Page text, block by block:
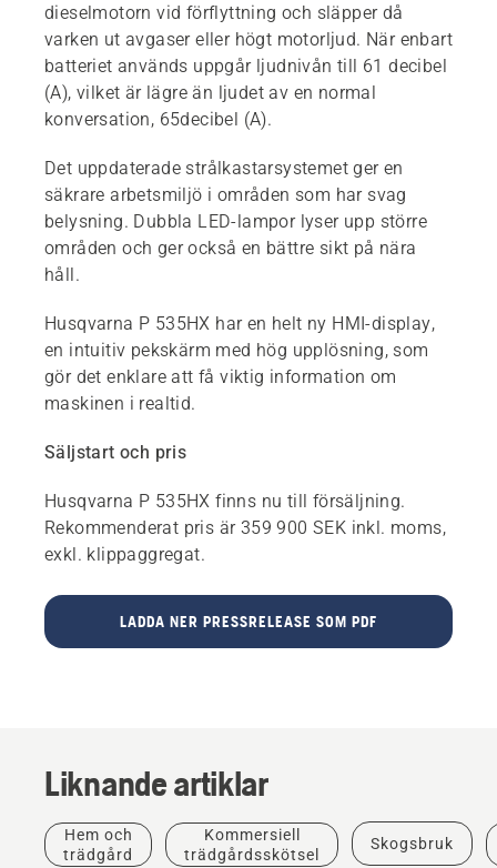
dieselmotorn vid förflyttning och släpper då
varken ut avgaser eller högt motorljud. När enbart
batteriet används uppgår ljudnivån till 61 decibel
(A), vilket är lägre än ljudet av en normal
konversation, 65decibel (A).
Det uppdaterade strålkastarsystemet ger en
säkrare arbetsmiljö i områden som har svag
belysning. Dubbla LED-lampor lyser upp större
områden och ger också en bättre sikt på nära
håll.
Husqvarna P 535HX har en helt ny HMI-display,
en intuitiv pekskärm med hög upplösning, som
gör det enklare att få viktig information om
maskinen i realtid.
Säljstart och pris
Husqvarna P 535HX finns nu till försäljning.
Rekommenderat pris är 359 900 SEK inkl. moms,
exkl. klippaggregat.
LADDA NER PRESSRELEASE SOM PDF
Liknande artiklar
Hem och
trädgård
Kommersiell
trädgårdsskötsel
Skogsbruk